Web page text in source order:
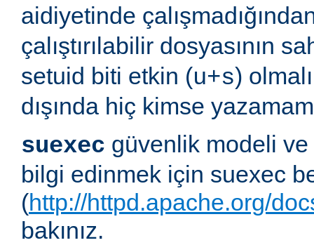
aidiyetinde
çalıştırılabilir dosyasının
setuid biti etkin (u+s)
dışında hiç kimse
suexec güvenlik modeli
bilgi edinmek için suexec
(http://httpd.apache.org/
bakınız.